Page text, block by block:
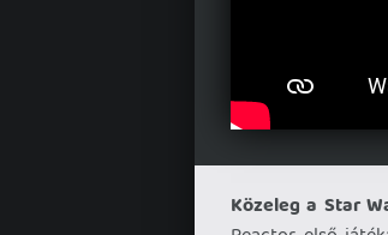
Közeleg a Star